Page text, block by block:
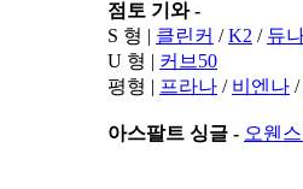
점토 기와 -
S 형 | 클린커 /K2 / 듀
U 형 | 커브50
평형 | 프라나 / 비엔나 /
아스팔트 싱글 - 오웬